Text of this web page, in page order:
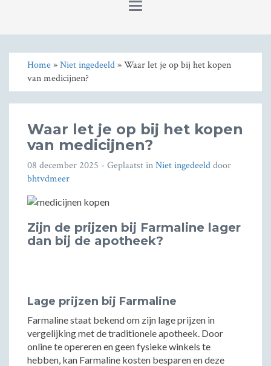
Toggle
Home»Niet ingedeeld» Waar let je op bij het kopen
van medicijnen?
Waar let je op bij het kopen
van medicijnen?
08 december 2025 - Geplaatst inNiet ingedeelddoor
bhtvdmeer
Zijn de prijzen bij Farmaline lager
dan bij de apotheek?
Lage prijzen bij Farmaline
Farmaline staat bekend om zijn lage prijzen in
vergelijking met de traditionele apotheek. Door
online te opereren en geen fysieke winkels te
hebben, kan Farmaline kosten besparen en deze